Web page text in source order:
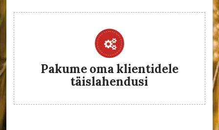
Pakume oma klientidele
täislahendusi